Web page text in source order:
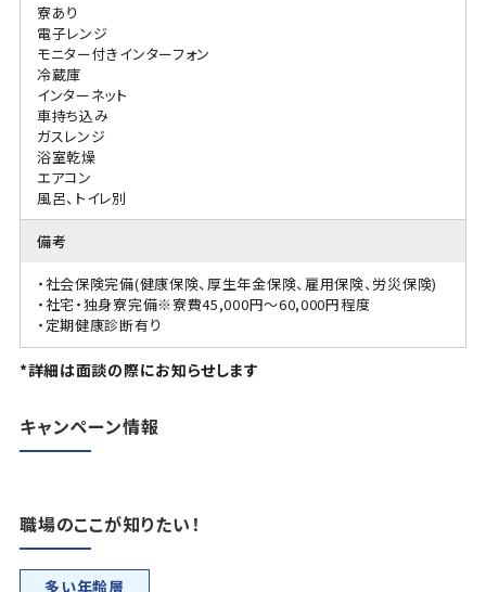
寮あり
電子レンジ
モニター付きインターフォン
冷蔵庫
インターネット
車持ち込み
ガスレンジ
浴室乾燥
エアコン
風呂、トイレ別
備考
・社会保険完備(健康保険、厚生年金保険、雇用保険、労災保険)
・社宅・独身寮完備※寮費45,000円～60,000円程度
・定期健康診断有り
*詳細は面談の際にお知らせします
キャンペーン情報
職場のここが知りたい！
多い年齢層